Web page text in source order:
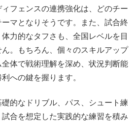
フェンスの連携強化は、どのチー
マとなりそうです。また、試合終
力的なタフさも、全国レベルを目
。もちろん、個々のスキルアップ
体で戦術理解を深め、状況判断能
への鍵を握ります。
的なドリブル、パス、シュート練
合を想定した実践的な練習を積み